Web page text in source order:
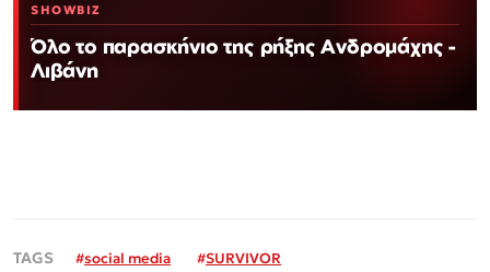
SHOWBIZ
Όλο το παρασκήνιο της ρήξης Ανδρομάχης -
Λιβάνη
#social media #SURVIVOR